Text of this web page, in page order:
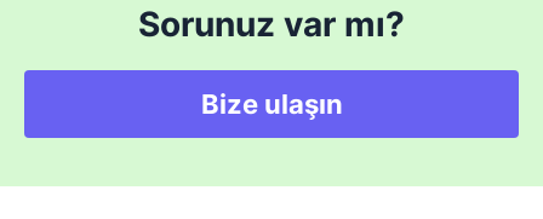
Sorunuz var mı?
Bize ulaşın